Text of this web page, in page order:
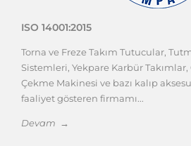
Torna ve Freze Takım Tutucular,
Sistemleri, Yekpare Karbür Takımlar,
Çekme Makinesi ve bazı kalıp
faaliyet gösteren firmamı...
Devam →